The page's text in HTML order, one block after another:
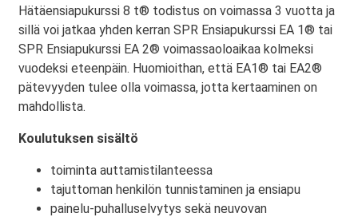
Hätäensiapukurssi 8 t® todistus on voimassa 3 vuotta ja
sillä voi jatkaa yhden kerran SPR Ensiapukurssi EA 1® tai
SPR Ensiapukurssi EA 2® voimassaoloaikaa kolmeksi
vuodeksi eteenpäin. Huomioithan, että EA1® tai EA2®
pätevyyden tulee olla voimassa, jotta kertaaminen on
mahdollista.
Koulutuksen sisältö
toiminta auttamistilanteessa
tajuttoman henkilön tunnistaminen ja ensiapu
painelu-puhalluselvytys sekä neuvovan